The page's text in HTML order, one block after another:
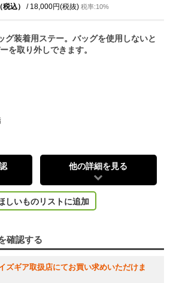
（税込） / 18,000円(税抜) 税率:10%
グ装着用ステー。バッグを使用しないと
を取り外しできます。
他の詳細を見る
しいものリストに追加
確認する
ズギア取扱店にてお買い求めいただけま